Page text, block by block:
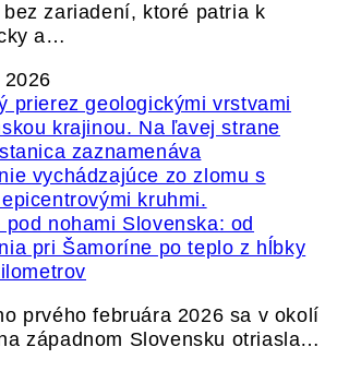
zariadení, ktoré patria k
a…
pod nohami Slovenska: od
pri Šamoríne po teplo z hĺbky
prvého februára 2026 sa v okolí
západnom Slovensku otriasla…